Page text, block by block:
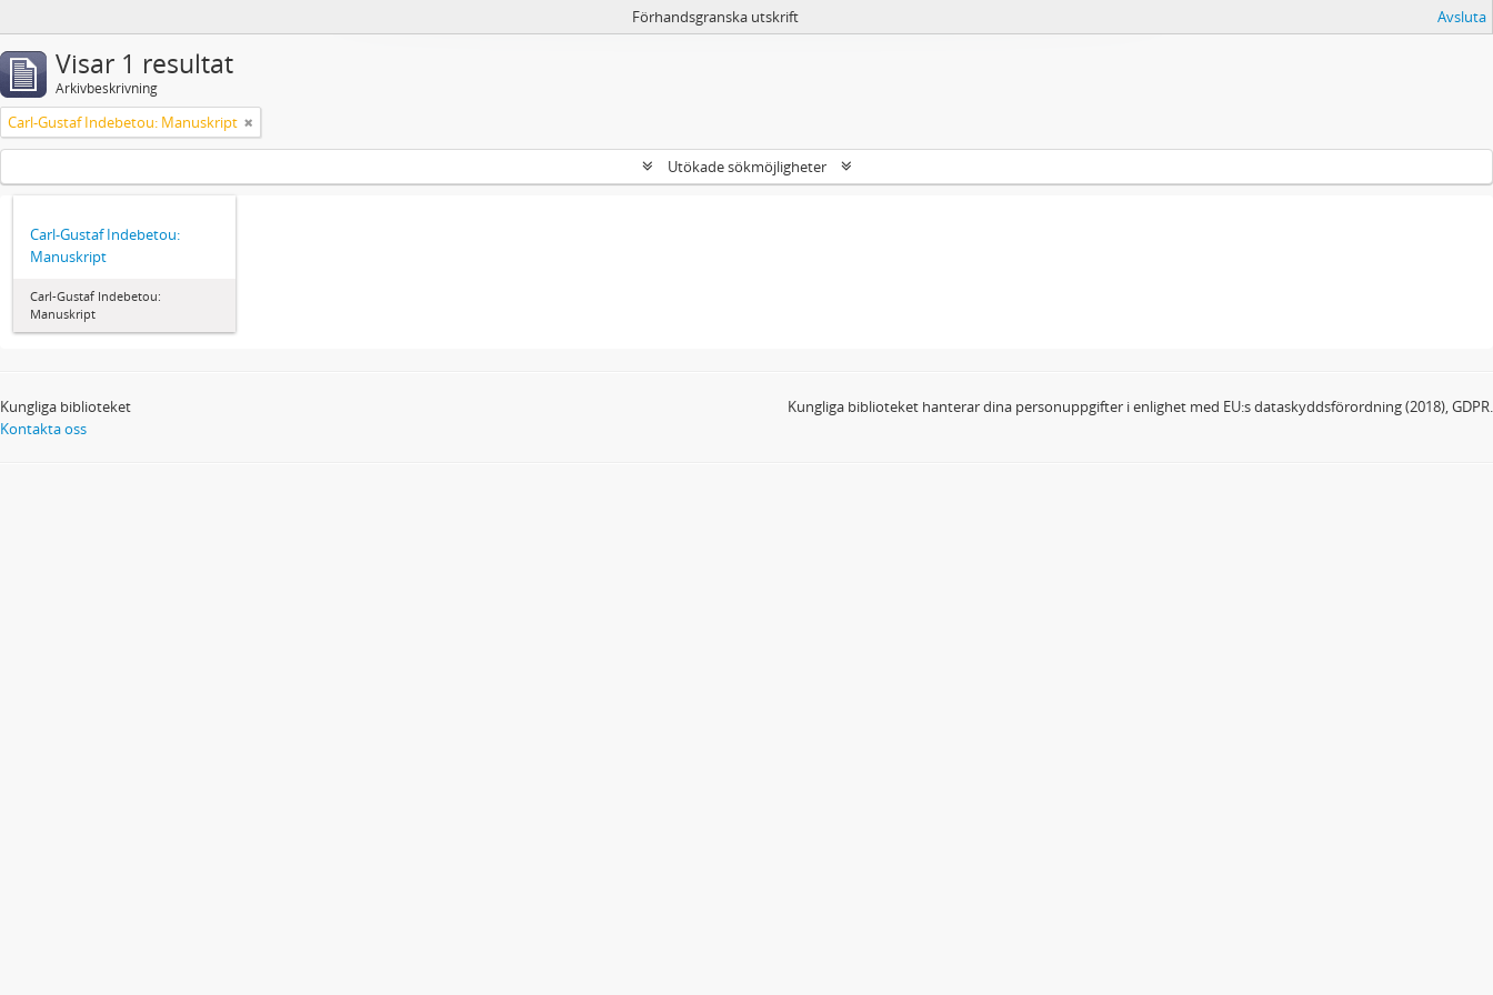
Förhandsgranska utskrift Avsluta
Visar 1 resultat
Arkivbeskrivning
Carl-Gustaf Indebetou: Manuskript
Utökade sökmöjligheter
Carl-Gustaf Indebetou:
Manuskript
Carl-Gustaf Indebetou:
Manuskript
Kungliga biblioteket
Kontakta oss
Kungliga biblioteket hanterar dina personuppgifter i enlighet med EU:s dataskyddsförordning (2018), GDPR.